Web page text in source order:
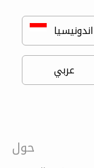
حول